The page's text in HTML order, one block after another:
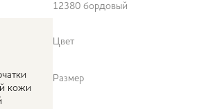
кожи
12380 бордовый
Цвет
Размер